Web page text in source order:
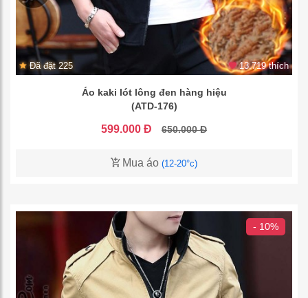
Đã đặt 225 13.719 thích
Áo kaki lót lông đen hàng hiệu
(ATD-176)
599.000 Đ 650.000 Đ
Mua áo (12-20°c)
- 10%